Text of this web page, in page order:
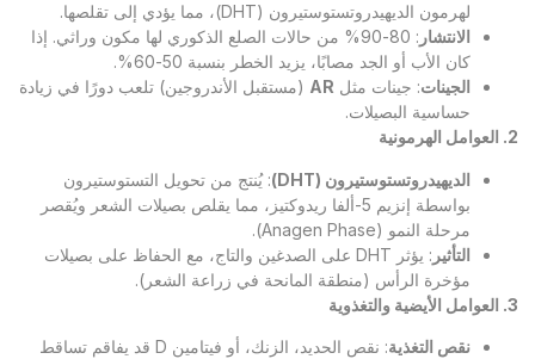
لهرمون الديهيدروتستوستيرون (DHT)، مما يؤدي إلى تقلصها.
الانتشار
: 80-90% من حالات الصلع الذكوري لها مكون وراثي. إذا
كان الأب أو الجد مصابًا، يزيد الخطر بنسبة 50-60%.
الجينات: جينات مثل AR (مستقبل الأندروجين) تلعب دورًا في زيادة
حساسية البصيلات.
2. العوامل الهرمونية
الديهيدروتستوستيرون (DHT
): يُنتج من تحويل التستوستيرون
بواسطة إنزيم 5-ألفا ريدوكتيز، مما يقلص بصيلات الشعر ويُقصر
مرحلة النمو (Anagen Phase).
التأثير
: يؤثر DHT على الصدغين والتاج، مع الحفاظ على بصيلات
مؤخرة الرأس (منطقة المانحة في زراعة الشعر).
3. العوامل الأيضية والتغذوية
نقص التغذية
: نقص الحديد، الزنك، أو فيتامين D قد يفاقم تساقط